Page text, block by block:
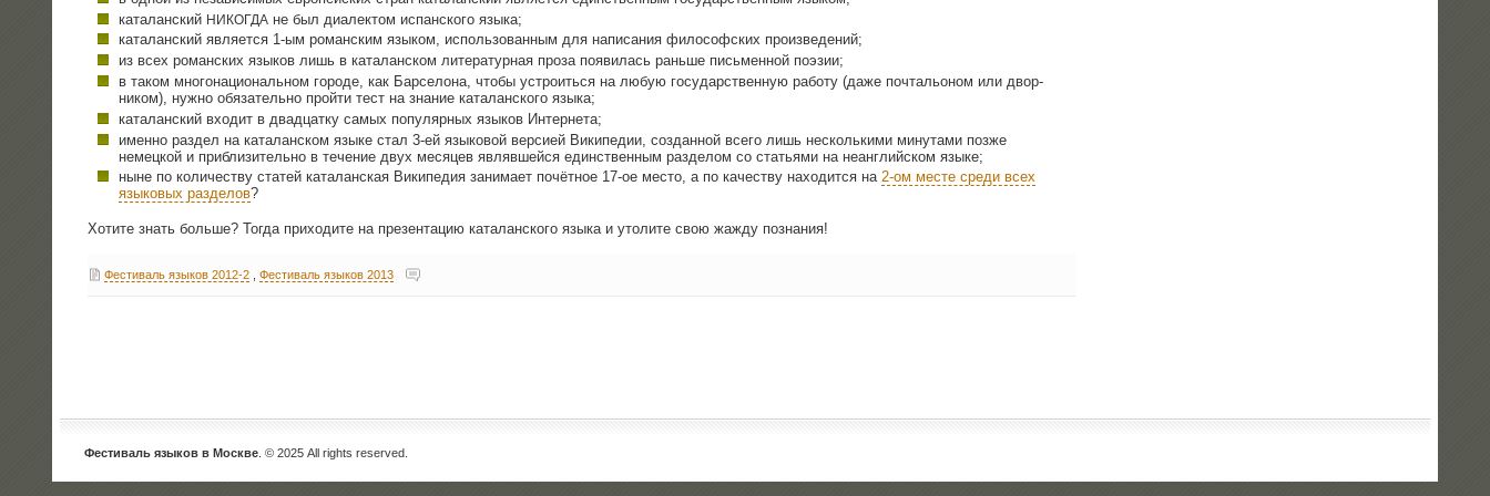
ката­лан­ский НИКОГДАне был диа­лек­том испан­ско­го языка;
ката­лан­ский явля­ет­ся 1‑ым роман­ским язы­ком, исполь­зо­ван­ным для напи­са­ния фило­соф­ских произведений;
из всех роман­ских язы­ков лишь в ката­лан­ском лите­ра­тур­ная про­за появи­лась рань­ше пись­мен­ной поэзии;
в таком мно­го­на­ци­о­наль­ном горо­де, как Бар­се­ло­на, что­бы устро­ить­ся на любую госу­дар­ствен­ную рабо­ту (даже поч­та­льо­ном или двор­
ни­ком), нуж­но обя­за­тель­но прой­ти тест на зна­ние ката­лан­ско­го языка;
ката­лан­ский вхо­дит в два­дцат­ку самых попу­ляр­ных язы­ков Интернета;
имен­но раз­дел на ката­лан­ском язы­ке стал 3‑ей язы­ко­вой вер­си­ей Вики­пе­дии, создан­ной все­го лишь несколь­ки­ми мину­та­ми поз­же
немец­кой и при­бли­зи­тель­но в тече­ние двух меся­цев являв­шей­ся един­ствен­ным раз­де­лом со ста­тья­ми на неан­глий­ском языке;
ныне по коли­че­ству ста­тей ката­лан­ская Вики­пе­дия зани­ма­ет почёт­ное 17-ое место, а по каче­ству нахо­дит­ся на 2‑ом месте сре­ди всех
язы­ко­вых раз­де­лов?
Хоти­те знать боль­ше? Тогда при­хо­ди­те на пре­зен­та­цию ката­лан­ско­го язы­ка и уто­ли­те свою жаж­ду познания!
Фестиваль языков 2012-2 ,Фестиваль языков 2013
Фестиваль языков в Москве. © 2025 All rights reserved.